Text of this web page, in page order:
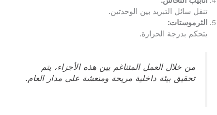
تنقل سائل التبريد بين الوحدتين.
الثرموستات:
يتحكم بدرجة الحرارة.
من خلال العمل المتناغم بين هذه الأجزاء، يتم
تحقيق بيئة داخلية مريحة ومنعشة على مدار العام.